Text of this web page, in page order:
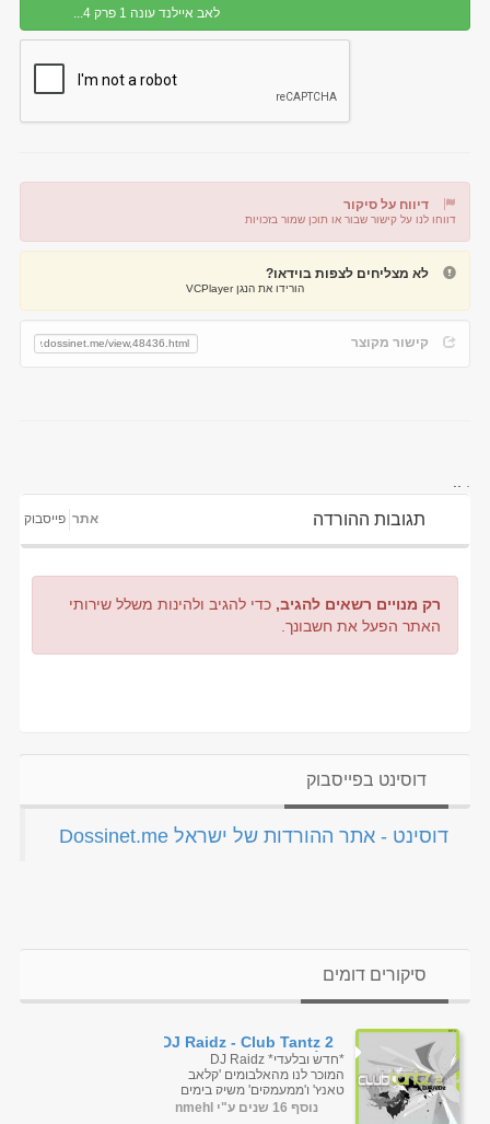
לאב איילנד עונה 1 פרק 4...
דיווח על סיקור
דווחו לנו על קישור שבור או תוכן שמור בזכויות
דיווח על קישור שבור
לא מצליחים לצפות בוידאו?
הורידו את הנגן VCPlayer
קישור מקוצר
תגובות ההורדה אתר פייסבוק
רק מנויים רשאים להגיב, כדי להגיב ולהינות משלל שירותי
האתר הפעל את חשבונך.
דוסינט בפייסבוק
‏דוסינט - אתר ההורדות של ישראל Dossinet.me‏
סיקורים דומים
DJ Raidz - Club Tantz 2
קלאב טאנץ 2*חדש ובלעדי* DJ Raidz
המוכר לנו מהאלבומים 'קלאב
טאנץ' ו'ממעמקים' משיק בימים
אלה אלבום שלישי: "קלאב
נוסף 16 שנים ע"י nmehl